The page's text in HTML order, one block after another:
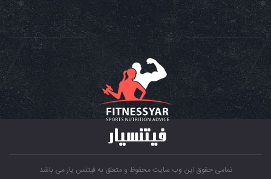
تمامی حقوق این وب سایت محفوظ و متعلق به فیتنس یار می باشد